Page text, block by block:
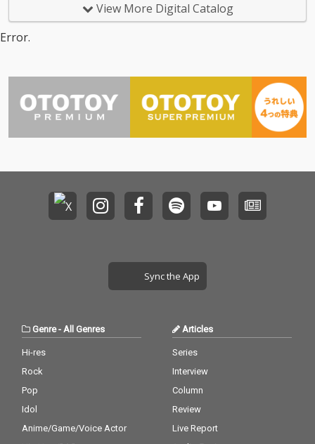
View More Digital Catalog
Error.
Sync the App
Genre- All Genres
Hi-res
Rock
Pop
Idol
Anime/Game/Voice Actor
Articles
Series
Interview
Column
Review
Live Report